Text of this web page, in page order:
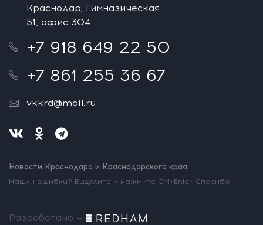
Краснодар, Гимназическая
51, офис 304
+7 918 649 22 50
+7 861 255 36 67
vkkrd@mail.ru
Новости Краснодара и Краснодарского края
Нашли ошибку? Выделите и нажмите Ctrl+Enter. Спасибо!
Разработано —